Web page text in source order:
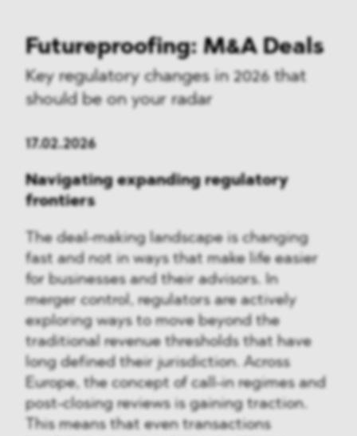
Futureproofing: M&A Deals
Key regulatory changes in 2026 that
should be on your radar
17.02.2026
Navigating expanding regulatory
frontiers
The deal-making landscape is changing
fast and not in ways that make life easier
for businesses and their advisors. In
merger control, regulators are actively
exploring ways to move beyond the
traditional revenue thresholds that have
long defined their jurisdiction. Across
Europe, the concept of call-in regimes and
post-closing reviews is gaining traction.
This means that even transactions